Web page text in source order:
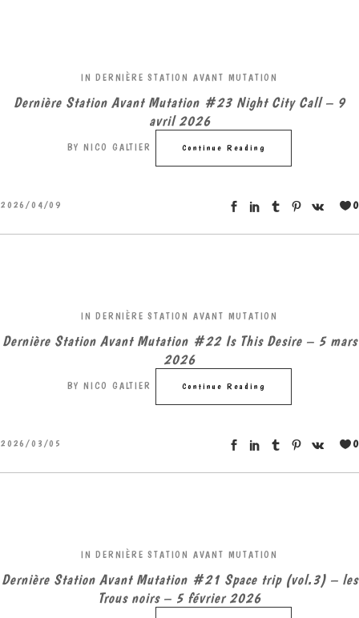
IN DERNIÈRE STATION AVANT MUTATION
Dernière Station Avant Mutation #23 Night City Call – 9
avril 2026
BY NICO GALTIER Continue Reading
2026/04/09 0
IN DERNIÈRE STATION AVANT MUTATION
Dernière Station Avant Mutation #22 Is This Desire – 5 mars
2026
BY NICO GALTIER Continue Reading
2026/03/05 0
IN DERNIÈRE STATION AVANT MUTATION
Dernière Station Avant Mutation #21 Space trip (vol.3) – les
Trous noirs – 5 février 2026